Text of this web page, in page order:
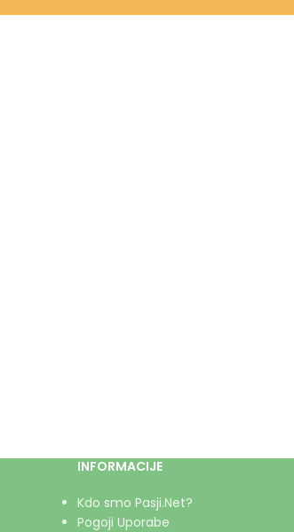
INFORMACIJE
Kdo smo Pasji.Net?
Pogoji Uporabe